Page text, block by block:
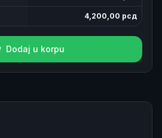
4,200,00 рсд
Dodaj u korpu